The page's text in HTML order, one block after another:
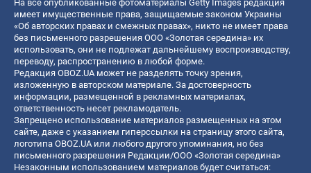
На все опубликованные фотоматериалы Getty Images редакция
имеет имущественные права, защищаемые законом Украины
«Об авторских правах и смежных правах», никто не имеет права
без письменного разрешения ООО «Золотая середина» их
использовать, они не подлежат дальнейшему воспроизводству,
переводу, распространению в любой форме.
Редакция OBOZ.UA может не разделять точку зрения,
изложенную в авторском материале. За достоверность
информации, размещенной в рекламных материалах,
ответственность несет рекламодатель.
Запрещено использование материалов размещенных на этом
сайте, даже с указанием гиперссылки на страницу этого сайта,
логотипа OBOZ.UA или любого другого упоминания, но без
письменного разрешения Редакции/ООО «Золотая середина»
Незаконным использованием материалов будет считаться: